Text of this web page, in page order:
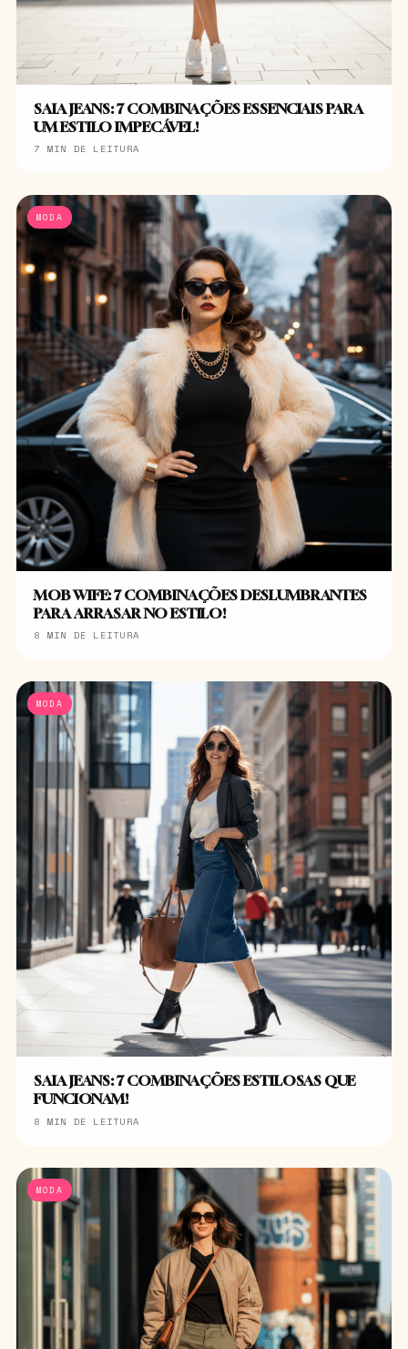
SAIA JEANS: 7 COMBINAÇÕES ESSENCIAIS PARA
UM ESTILO IMPECÁVEL!
7 MIN DE LEITURA
MODA
MOB WIFE: 7 COMBINAÇÕES DESLUMBRANTES
PARA ARRASAR NO ESTILO!
8 MIN DE LEITURA
MODA
SAIA JEANS: 7 COMBINAÇÕES ESTILOSAS QUE
FUNCIONAM!
8 MIN DE LEITURA
MODA